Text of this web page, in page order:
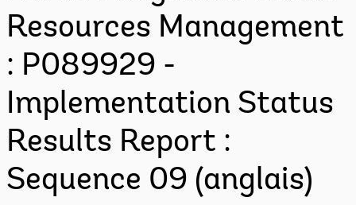
Resources Management
: P089929 -
Implementation Status
Results Report :
Sequence 09 (anglais)